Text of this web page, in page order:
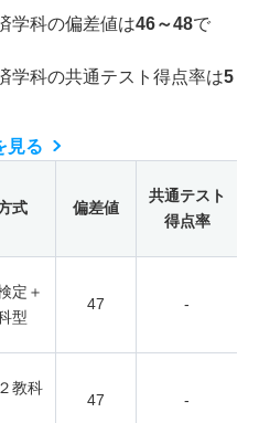
学科の偏差値は46～48で
学科の共通テスト得点率は5
見る
式 偏差値
共通テスト
得点率
定＋
型
47 -
教科
47 -